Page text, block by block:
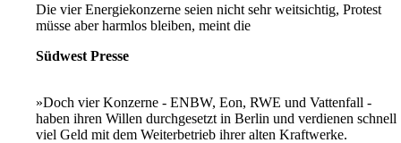
Die vier Energiekonzerne seien nicht sehr weitsichtig, Protest
müsse aber harmlos bleiben, meint die
Südwest Presse
»Doch vier Konzerne - ENBW, Eon, RWE und Vattenfall -
haben ihren Willen durchgesetzt in Berlin und verdienen schnell
viel Geld mit dem Weiterbetrieb ihrer alten Kraftwerke.